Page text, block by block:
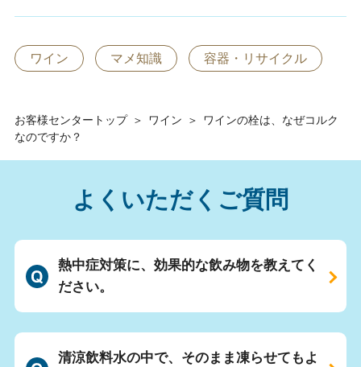
お客様センタートップ ＞ ワイン ＞
ワインの栓は、なぜコルク
なのですか？
ワイン マメ知識 容器・リサイクル
よくいただくご質問
熱中症対策に、効果的な飲み物を教えてく
ださい。
清涼飲料水の中で、そのまま凍らせてもよ